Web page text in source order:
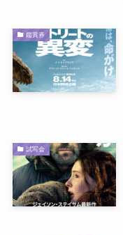
鑑賞券
試写会